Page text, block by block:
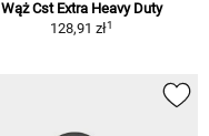
Wąż Cst Extra Heavy Duty
128,91 zł1